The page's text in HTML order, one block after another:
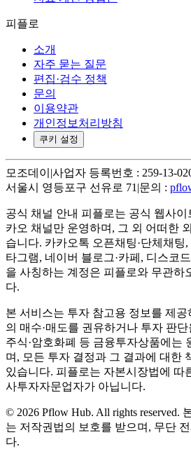
피플로
소개
자주 묻는 질문
편집·검수 정책
문의
이용약관
개인정보처리방침
쿠키 설정
모조데이 |사업자 등록번호 : 259-13-
서울시 영등포구 선유로 71 |문의 :
공식 채널 안내 피플로는 공식 웹사이
카오 채널만 운영하며, 그 외 어떠한
습니다. 카카오톡 오픈채팅·단체채팅
타그램, 네이버 블로그·카페, 디스코
을 사칭하는 계정은 피플로와 무관하
다.
본 서비스는 투자 참고용 정보를 제
의 매수·매도를 권유하거나 투자 판
주식·암호화폐 등 금융투자상품에는
며, 모든 투자 결정과 그 결과에 대한
있습니다. 피플로는 자본시장법에 따
사투자자문업자가 아닙니다.
© 2026 Pflow Hub. All rights reserved.
는 저작권법의 보호를 받으며, 무단 전
다.